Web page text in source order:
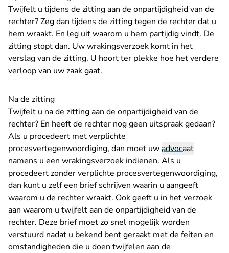
Twijfelt u tijdens de zitting aan de onpartijdigheid van de
rechter? Zeg dan tijdens de zitting tegen de rechter dat u
hem wraakt. En leg uit waarom u hem partijdig vindt. De
zitting stopt dan. Uw wrakingsverzoek komt in het
verslag van de zitting. U hoort ter plekke hoe het verdere
verloop van uw zaak gaat.
Na de zitting
Twijfelt u na de zitting aan de onpartijdigheid van de
rechter? En heeft de rechter nog geen uitspraak gedaan?
Als u procedeert met verplichte
procesvertegenwoordiging, dan moet uwadvocaat
namens u een wrakingsverzoek indienen. Als u
procedeert zonder verplichte procesvertegenwoordiging,
dan kunt u zelf een brief schrijven waarin u aangeeft
waarom u de rechter wraakt. Ook geeft u in het verzoek
aan waarom u twijfelt aan de onpartijdigheid van de
rechter. Deze brief moet zo snel mogelijk worden
verstuurd nadat u bekend bent geraakt met de feiten en
omstandigheden die u doen twijfelen aan de